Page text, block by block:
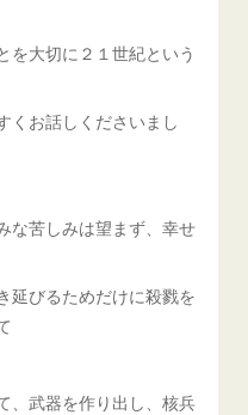
を大切に２１世紀という
くお話しくださいまし
な苦しみは望まず、幸せ
延びるためだけに殺戮を
、武器を作り出し、核兵